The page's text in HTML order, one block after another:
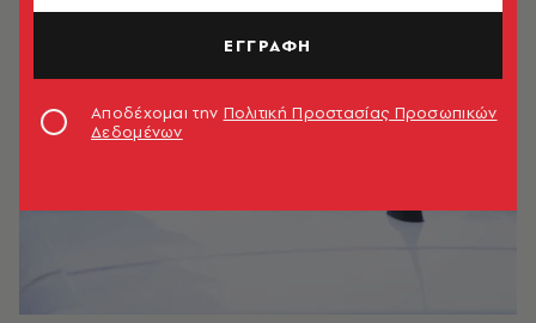
ΕΓΓΡΑΦΗ
Αποδέχομαι την Πολιτική Προστασίας Προσωπικών
Δεδομένων